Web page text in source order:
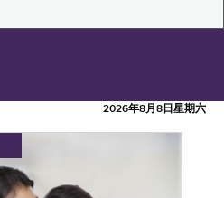
2026年8月8日星期六